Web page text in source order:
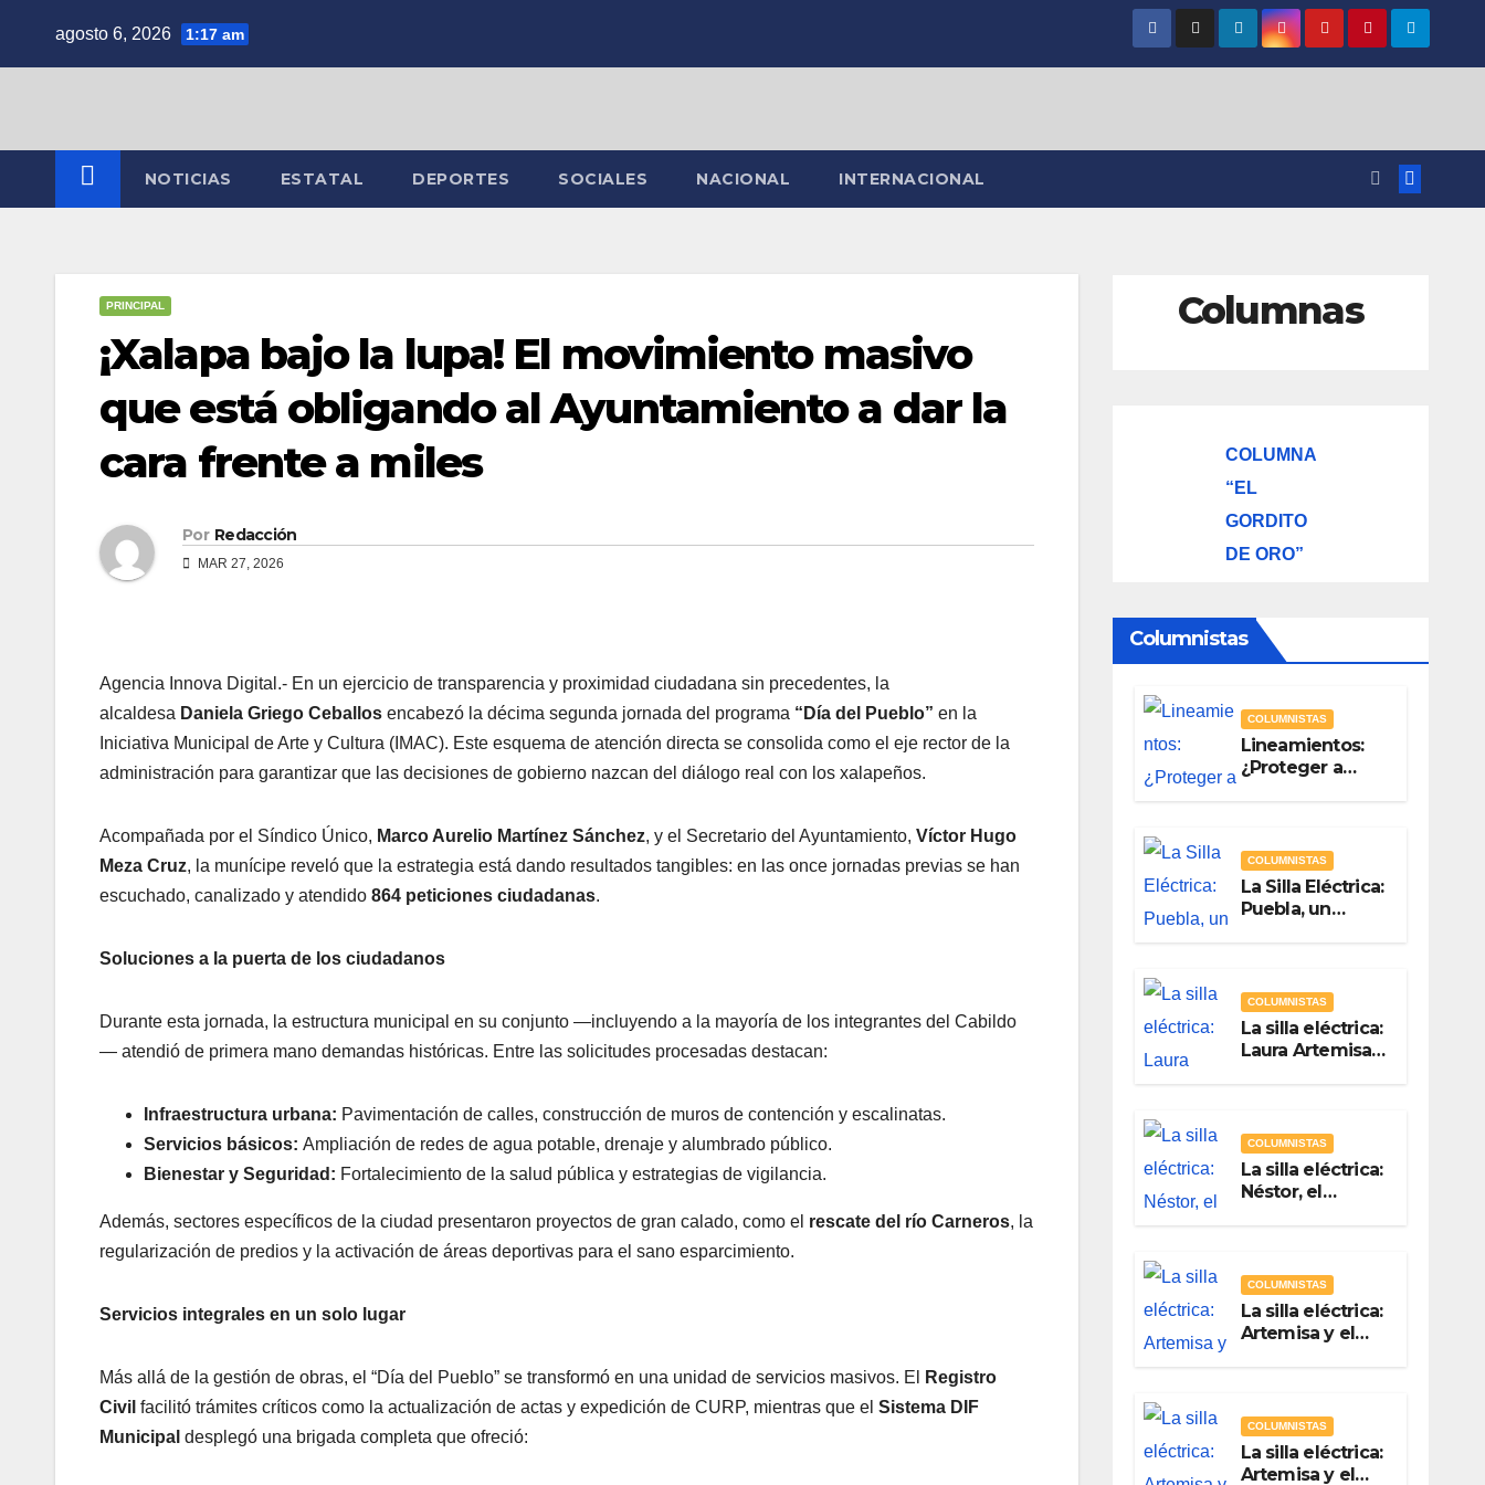
agosto 6, 2026 1:17 am
NOTICIAS ESTATAL DEPORTES SOCIALES NACIONAL INTERNACIONAL
PRINCIPAL
¡Xalapa bajo la lupa! El movimiento masivo
que está obligando al Ayuntamiento a dar la
cara frente a miles
Por Redacción
MAR 27, 2026
Agencia Innova Digital.- En un ejercicio de transparencia y proximidad ciudadana sin precedentes, la
alcaldesa Daniela Griego Ceballos encabezó la décima segunda jornada del programa “Día del Pueblo” en la
Iniciativa Municipal de Arte y Cultura (IMAC). Este esquema de atención directa se consolida como el eje rector de la
administración para garantizar que las decisiones de gobierno nazcan del diálogo real con los xalapeños.
Acompañada por el Síndico Único, Marco Aurelio Martínez Sánchez, y el Secretario del Ayuntamiento, Víctor Hugo
Meza Cruz, la munícipe reveló que la estrategia está dando resultados tangibles: en las once jornadas previas se han
escuchado, canalizado y atendido 864 peticiones ciudadanas.
Soluciones a la puerta de los ciudadanos
Durante esta jornada, la estructura municipal en su conjunto —incluyendo a la mayoría de los integrantes del Cabildo
— atendió de primera mano demandas históricas. Entre las solicitudes procesadas destacan:
Infraestructura urbana: Pavimentación de calles, construcción de muros de contención y escalinatas.
Servicios básicos: Ampliación de redes de agua potable, drenaje y alumbrado público.
Bienestar y Seguridad: Fortalecimiento de la salud pública y estrategias de vigilancia.
Además, sectores específicos de la ciudad presentaron proyectos de gran calado, como el rescate del río Carneros, la
regularización de predios y la activación de áreas deportivas para el sano esparcimiento.
Servicios integrales en un solo lugar
Más allá de la gestión de obras, el “Día del Pueblo” se transformó en una unidad de servicios masivos. El
Registro
Civil facilitó trámites críticos como la actualización de actas y expedición de CURP, mientras que el Sistema DIF
Municipal desplegó una brigada completa que ofreció:
Columnas
COLUMNA
“EL
GORDITO
DE ORO”
Columnistas
COLUMNISTAS
Lineamientos:
¿Proteger a
COLUMNISTAS
La Silla Eléctrica:
Puebla, un
COLUMNISTAS
La silla eléctrica:
Laura Artemisa
Ladrón de
Guevara
COLUMNISTAS
La silla eléctrica:
Néstor, el
Guevara
COLUMNISTAS
La silla eléctrica:
Artemisa y el
Por Antonio
Ladrón de
Guevara
COLUMNISTAS
La silla eléctrica:
Artemisa y el